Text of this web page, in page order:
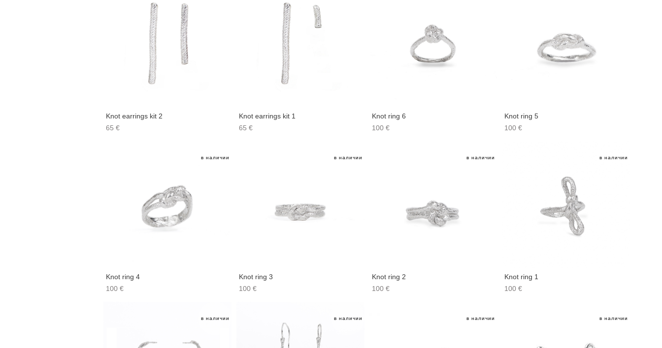
Knot earrings kit 2
65 €
Knot earrings kit 1
65 €
Knot ring 6
100 €
Knot ring 5
100 €
в наличии
Knot ring 4
100 €
в наличии
Knot ring 3
100 €
в наличии
Knot ring 2
100 €
в наличии
Knot ring 1
100 €
в наличии в наличии в наличии в наличии